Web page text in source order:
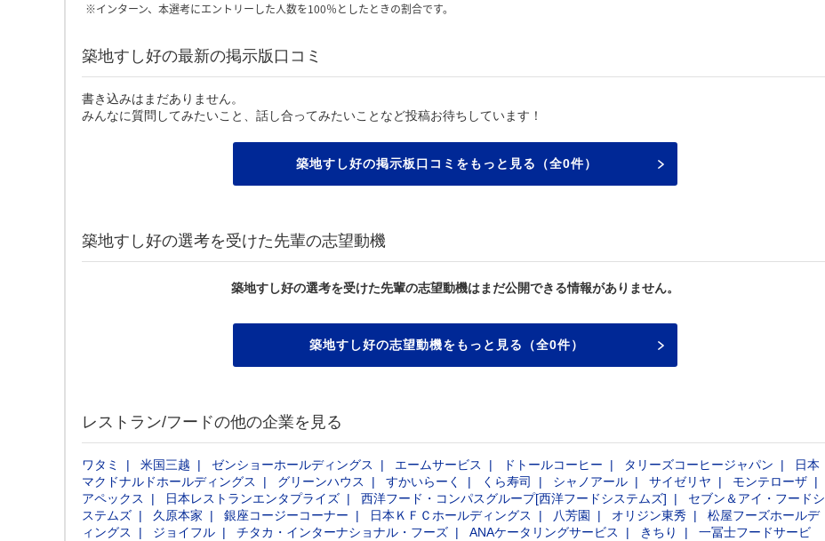
※インターン、本選考にエントリーした人数を100％としたときの割合です。
築地すし好の最新の掲示版口コミ
書き込みはまだありません。
みんなに質問してみたいこと、話し合ってみたいことなど投稿お待ちしています！
築地すし好の掲示板口コミをもっと見る（全0件）
築地すし好の選考を受けた先輩の志望動機
築地すし好の選考を受けた先輩の志望動機はまだ公開できる情報がありません。
築地すし好の志望動機をもっと見る（全0件）
レストラン/フードの他の企業を見る
ワタミ 米国三越 ゼンショーホールディングス エームサービス ドトールコーヒー タリーズコーヒージャパン
日本
マクドナルドホールディングス
グリーンハウス すかいらーく くら寿司 シャノアール サイゼリヤ
モンテローザ
アペックス
日本レストランエンタプライズ 西洋フード・コンパスグループ[西洋フードシステムズ]
セブン＆アイ・フードシ
ステムズ
久原本家 銀座コージーコーナー 日本ＫＦＣホールディングス 八芳園 オリジン東秀
松屋フーズホールデ
ィングス
ジョイフル チタカ・インターナショナル・フーズ ANAケータリングサービス きちり
一冨士フードサービ